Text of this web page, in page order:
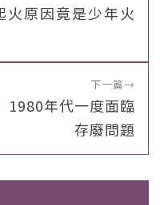
原因竟是少年火
下一篇→
年代一度面臨
存廢問題